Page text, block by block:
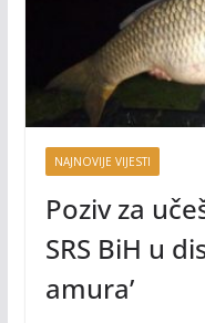
NAJNOVIJE VIJESTI
Poziv za
SRS BiH u
amura’